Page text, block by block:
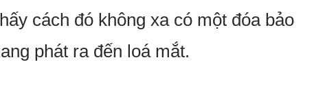
cách đó không xa có một đóa bảo
phát ra đến loá mắt.